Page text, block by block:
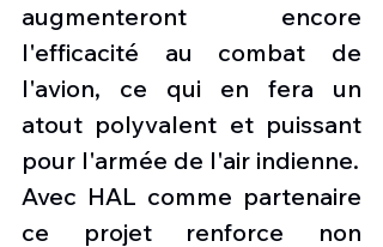
augmenteront encore
l'efficacité au combat de
l'avion, ce qui en fera un
atout polyvalent et puissant
pour l'armée de l'air indienne.
Avec HAL comme partenaire
ce projet renforce non